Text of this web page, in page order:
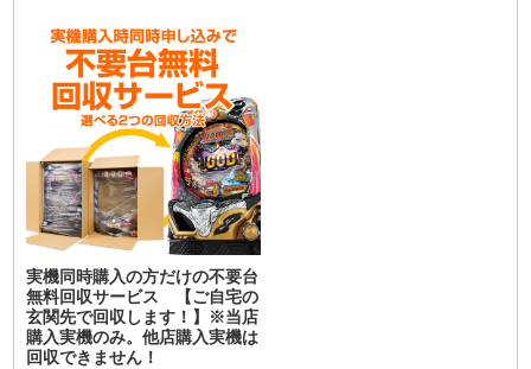
実機同時購入の方だけの不要台
無料回収サービス 【ご自宅の
玄関先で回収します！】※当店
購入実機のみ。他店購入実機は
回収できません！